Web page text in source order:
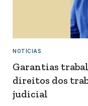
NOTÍCIAS
Garantias
direitos dos
judicial